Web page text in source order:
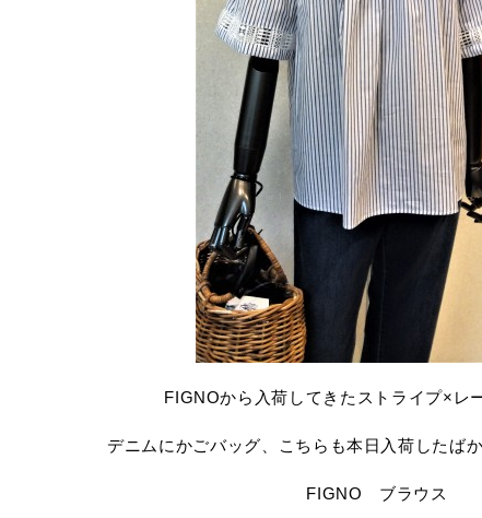
FIGNOから入荷してきたストライプ×レ
デニムにかごバッグ、こちらも本日入荷したば
FIGNO ブラウス